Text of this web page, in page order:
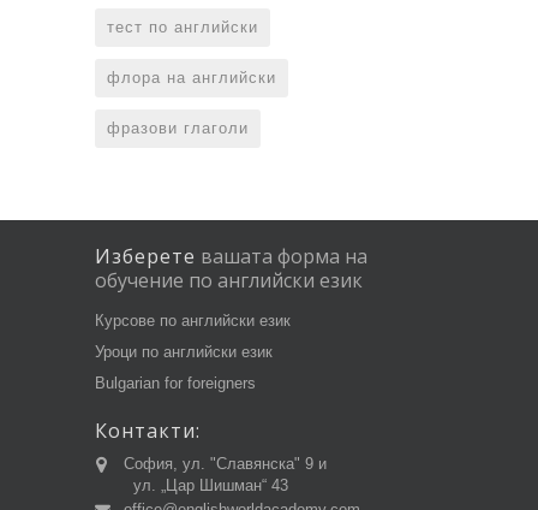
тест по английски
флора на английски
фразови глаголи
Изберете вашата форма на
обучение по английски език
Курсове по английски език
Уроци по английски език
Bulgarian for foreigners
Контакти:
София, ул. "Славянска" 9 и
ул. „Цар Шишман“ 43